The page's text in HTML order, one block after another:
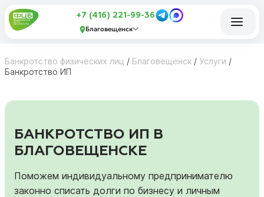
+7 (416) 221-99-36
Благовещенск
Банкротство физических лиц / Благовещенск / Услуги /
Банкротство ИП
БАНКРОТСТВО ИП В
БЛАГОВЕЩЕНСКЕ
Поможем индивидуальному предпринимателю
законно списать долги по бизнесу и личным